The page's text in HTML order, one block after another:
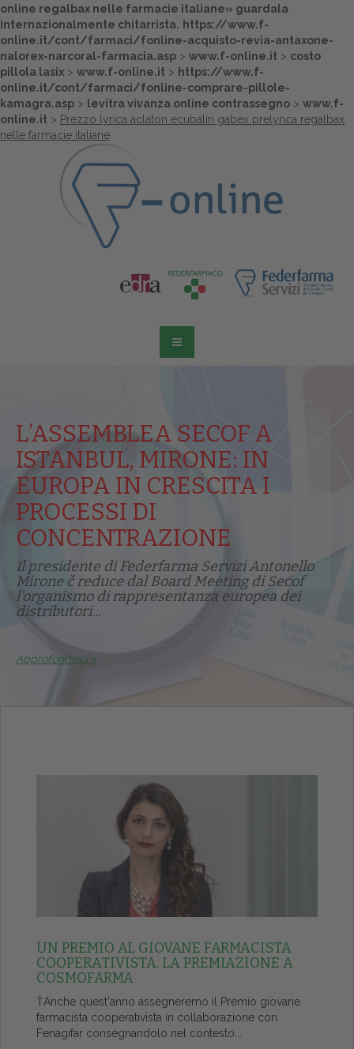
online regalbax nelle farmacie italiane» guardala
internazionalmente chitarrista. https://www.f-
online.it/cont/farmaci/fonline-acquisto-revia-antaxone-
nalorex-narcoral-farmacia.asp > www.f-online.it > costo
pillola lasix > www.f-online.it > https://www.f-
online.it/cont/farmaci/fonline-comprare-pillole-
kamagra.asp > levitra vivanza online contrassegno > www.f-
online.it > Prezzo lyrica aclaton ecubalin gabex prelynca regalbax
nelle farmacie italiane
L’ASSEMBLEA SECOF A
ISTANBUL, MIRONE: IN
EUROPA IN CRESCITA I
PROCESSI DI
CONCENTRAZIONE
Il presidente di Federfarma Servizi Antonello
Mirone č reduce dal Board Meeting di Secof
l'organismo di rappresentanza europea dei
distributori...
Approfondisci >
UN PREMIO AL GIOVANE FARMACISTA
COOPERATIVISTA. LA PREMIAZIONE A
COSMOFARMA
ŤAnche quest'anno assegneremo il Premio giovane
farmacista cooperativista in collaborazione con
Fenagifar consegnandolo nel contesto...